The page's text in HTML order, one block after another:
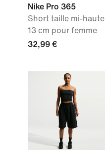
Nike Pro 365
Short taille mi-haute
13 cm pour femme
32,99 €